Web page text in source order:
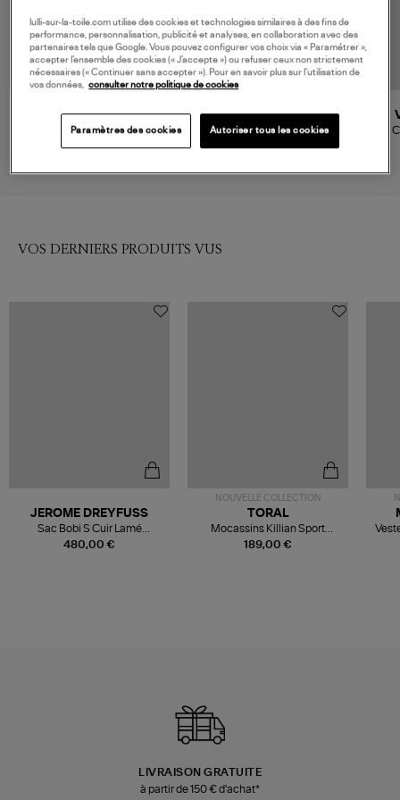
195,00 €
VANESSA BRUNO
Cabas Xs Naturel
185,00 €
VANESSA BRUNO
Cabas Raphia XS Bandoulière
VOS DERNIERS PRODUITS VUS
480,00 €
JEROME DREYFUSS
Sac Bobi S Cuir Lamé
Champagne
NOUVELLE COLLECTION
189,00 €
TORAL
Mocassins Killian Sport
Mousse
LIVRAISON GRATUITE
à partir de 150 € d'achat*
lulli-sur-la-toile.com utilise des cookies et technologies similaires à des fins de
performance, personnalisation, publicité et analyses, en collaboration avec des
partenaires tels que Google. Vous pouvez configurer vos choix via « Paramétrer »,
accepter l’ensemble des cookies (« J’accepte ») ou refuser ceux non strictement
nécessaires (« Continuer sans accepter »). Pour en savoir plus sur l’utilisation de
vos données, consulter notre politique de cookies
Paramètres des cookies Autoriser tous les cookies